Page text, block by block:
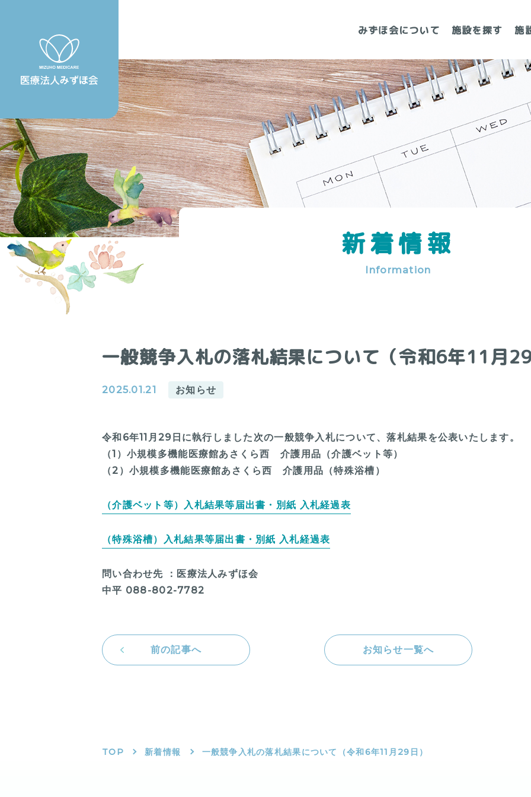
みずほ会について 施設を探す 施
新着情報
Information
一般競争入札の落札結果について（令和6年11月
2025.01.21 お知らせ
令和6年11月29日に執行しました次の一般競争入札について、落札結果を公表いたします。
（1）小規模多機能医療館あさくら西 介護用品（介護ベット等）
（2）小規模多機能医療館あさくら西 介護用品（特殊浴槽）
（介護ベット等）入札結果等届出書・別紙 入札経過表
（特殊浴槽）入札結果等届出書・別紙 入札経過表
問い合わせ先 ：医療法人みずほ会
中平 088-802-7782
前の記事へ お知らせ一覧へ
TOP 新着情報 一般競争入札の落札結果について（令和6年11月29日）